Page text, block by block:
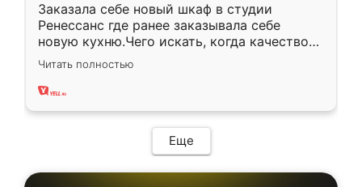
Заказала себе новый шкаф в студии
Ренессанс где ранее заказывала себе
новую кухню.Чего искать, когда качеством
вполне довольна. Служит кухня уже почти
два года, нареканий нет.
Читать полностью
Еще